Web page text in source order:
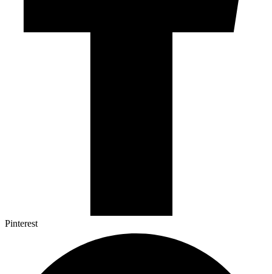
Pinterest